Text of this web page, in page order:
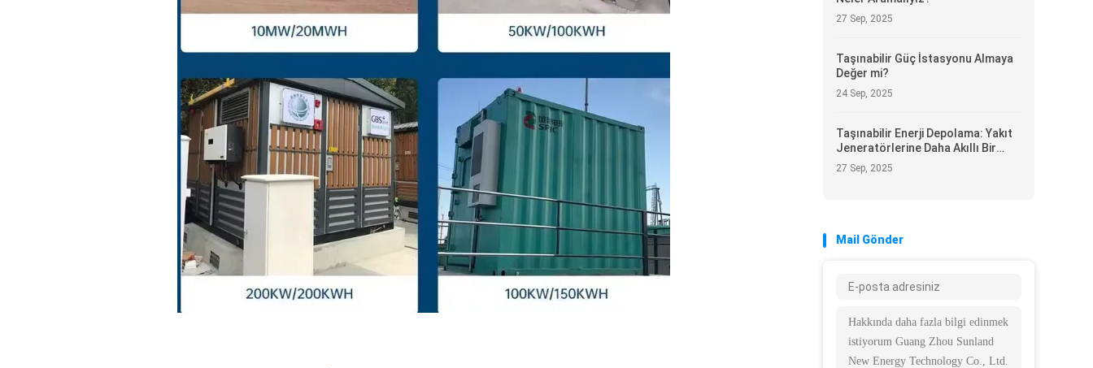
27 Sep, 2025
Taşınabilir Güç İstasyonu Almaya
Değer mi?
24 Sep, 2025
Taşınabilir Enerji Depolama: Yakıt
Jeneratörlerine Daha Akıllı Bir
Alternatif
27 Sep, 2025
Mail Gönder